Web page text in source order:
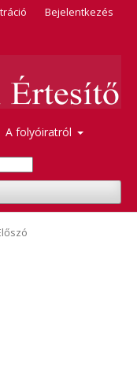
A folyóiratról
Bejelentkezés